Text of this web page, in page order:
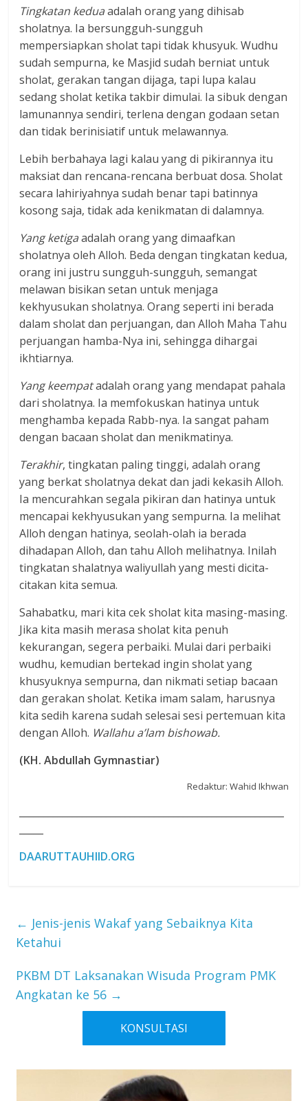
Tingkatan keduaadalah orang yang dihisab
sholatnya. Ia bersungguh-sungguh
mempersiapkan sholat tapi tidak khusyuk. Wudhu
sudah sempurna, ke Masjid sudah berniat untuk
sholat, gerakan tangan dijaga, tapi lupa kalau
sedang sholat ketika takbir dimulai. Ia sibuk dengan
lamunannya sendiri, terlena dengan godaan setan
dan tidak berinisiatif untuk melawannya.
Lebih berbahaya lagi kalau yang di pikirannya itu
maksiat dan rencana-rencana berbuat dosa. Sholat
secara lahiriyahnya sudah benar tapi batinnya
kosong saja, tidak ada kenikmatan di dalamnya.
Yang ketigaadalah orang yang dimaafkan
sholatnya oleh Alloh. Beda dengan tingkatan kedua,
orang ini justru sungguh-sungguh, semangat
melawan bisikan setan untuk menjaga
kekhyusukan sholatnya. Orang seperti ini berada
dalam sholat dan perjuangan, dan Alloh Maha Tahu
perjuangan hamba-Nya ini, sehingga dihargai
ikhtiarnya.
Yang keempatadalah orang yang mendapat pahala
dari sholatnya. Ia memfokuskan hatinya untuk
menghamba kepada Rabb-nya. Ia sangat paham
dengan bacaan sholat dan menikmatinya.
Terakhir, tingkatan paling tinggi, adalah orang
yang berkat sholatnya dekat dan jadi kekasih Alloh.
Ia mencurahkan segala pikiran dan hatinya untuk
mencapai kekhyusukan yang sempurna. Ia melihat
Alloh dengan hatinya, seolah-olah ia berada
dihadapan Alloh, dan tahu Alloh melihatnya. Inilah
tingkatan shalatnya waliyullah yang mesti dicita-
citakan kita semua.
Sahabatku, mari kita cek sholat kita masing-masing.
Jika kita masih merasa sholat kita penuh
kekurangan, segera perbaiki. Mulai dari perbaiki
wudhu, kemudian bertekad ingin sholat yang
khusyuknya sempurna, dan nikmati setiap bacaan
dan gerakan sholat. Ketika imam salam, harusnya
kita sedih karena sudah selesai sesi pertemuan kita
dengan Alloh. Wallahu a’lam bishowab.
(KH. Abdullah Gymnastiar)
Redaktur: Wahid Ikhwan
DAARUTTAUHIID.ORG
← Jenis-jenis Wakaf yang Sebaiknya Kita
Ketahui
PKBM DT Laksanakan Wisuda Program PMK
Angkatan ke 56 →
KONSULTASI